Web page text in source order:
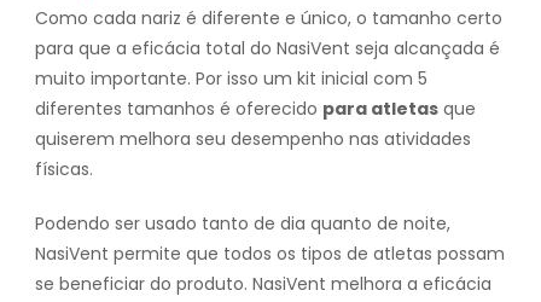
Como cada nariz é diferente e único, o tamanho certo
para que a eficácia total do NasiVent seja alcançada é
muito importante. Por isso um kit inicial com 5
diferentes tamanhos é oferecido para atletasque
quiserem melhora seu desempenho nas atividades
físicas.
Podendo ser usado tanto de dia quanto de noite,
NasiVent permite que todos os tipos de atletas possam
se beneficiar do produto. NasiVent melhora a eficácia